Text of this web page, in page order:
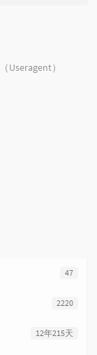
）
47
2220
12年215天